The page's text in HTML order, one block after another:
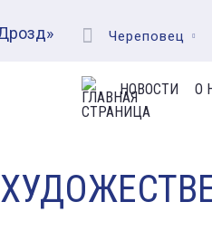
Череповец
НОВОСТИ О